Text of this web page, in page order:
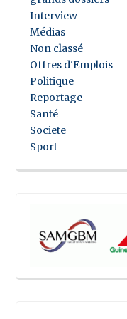
Interview
Médias
Non classé
Offres d'Emplois
Politique
Reportage
Santé
Societe
Sport